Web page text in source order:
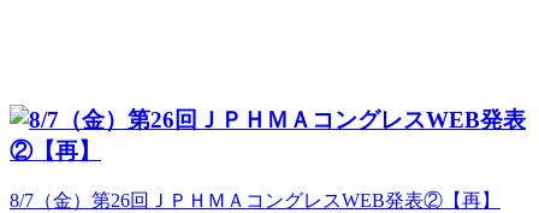
8/7（金）第26回ＪＰＨＭＡコングレスWEB発表②【再】